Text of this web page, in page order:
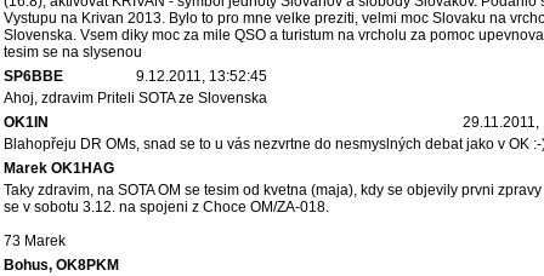
Vystupu na Krivan 2013. Bylo to pro mne velke preziti, velmi moc Slovaku na
Slovenska. Vsem diky moc za mile QSO a turistum na vrcholu za pomoc
tesim se na slysenou
SP6BBE
9.12.2011, 13:52:45
Ahoj, zdravim Priteli SOTA ze Slovenska
OK1IN
29.11.2011,
Blahopřeju DR OMs, snad se to u vás nezvrtne do nesmyslných debat jako v OK
Marek OK1HAG
Taky zdravim, na SOTA OM se tesim od kvetna (maja), kdy se objevily prvni
se v sobotu 3.12. na spojeni z Choce OM/ZA-018.
73 Marek
Bohus, OK8PKM